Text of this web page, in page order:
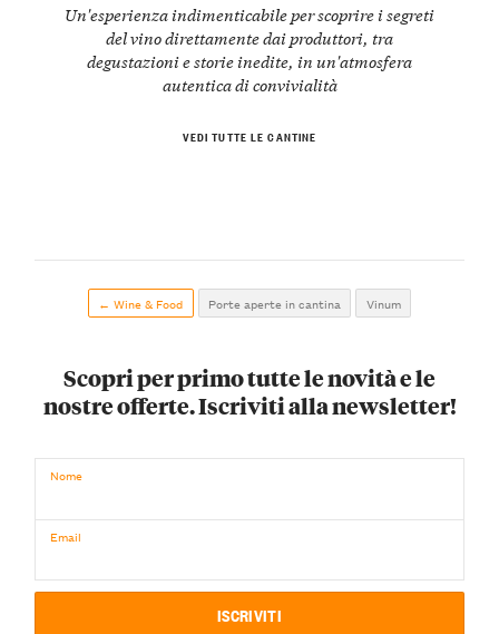
Un'esperienza indimenticabile per scoprire i segreti
del vino direttamente dai produttori, tra
degustazioni e storie inedite, in un'atmosfera
autentica di convivialità
VEDI TUTTE LE CANTINE
← Wine & Food Porte aperte in cantina Vinum
Scopri per primo tutte le novità e le
nostre offerte. Iscriviti alla newsletter!
Nome
Email